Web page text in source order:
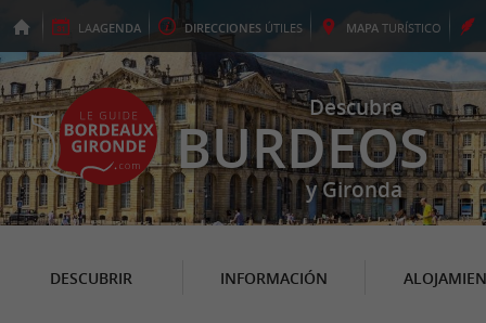
LAAGENDA DIRECCIONES ÚTILES MAPA TURÍSTICO
Descubre
BURDEOS
y Gironda
DESCUBRIR INFORMACIÓN